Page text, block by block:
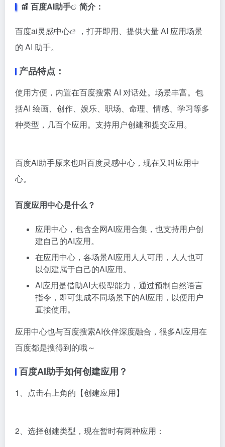
百度AI助手 简介：
百度ai灵感中心
，打开即用、提供大量 AI 应用场景
的 AI 助手。
产品特点：
使用方便，内置在百度搜索 AI 对话处。场景丰富。包
括AI 绘画、创作、娱乐、职场、命理、情感、学习等多
种类型，几百个应用。支持用户创建和提交应用。
百度AI助手原来也叫百度灵感中心，现在又叫应用中
心。
百度应用中心是什么？
应用中心，包含全网AI应用合集，也支持用户创
建自己的AI应用。
在应用中心，各场景AI应用人人可用，人人也可
以创建属于自己的AI应用。
AI应用是借助AI大模型能力，通过预制自然语言
指令，即可集成不同场景下的AI应用，以便用户
直接使用。
应用中心也与百度搜索AI伙伴深度融合，很多AI应用在
百度都是搜得到的哦～
百度AI助手如何创建应用？
1、点击右上角的【创建应用】
2、选择创建类型，现在暂时有两种应用：